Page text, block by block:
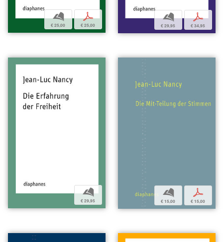
b
€ 25,00
p
€ 25,00
b
€ 29,95
p
€ 34,95
b
€ 29,95
b
€ 15,00
p
€ 15,00